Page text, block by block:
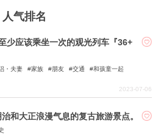
人气排名
少应该乘坐一次的观光列车『36+
・夫妻 家族 朋友 交通 和孩童一起
2023-07-06
和大正浪漫气息的复古旅游景点。